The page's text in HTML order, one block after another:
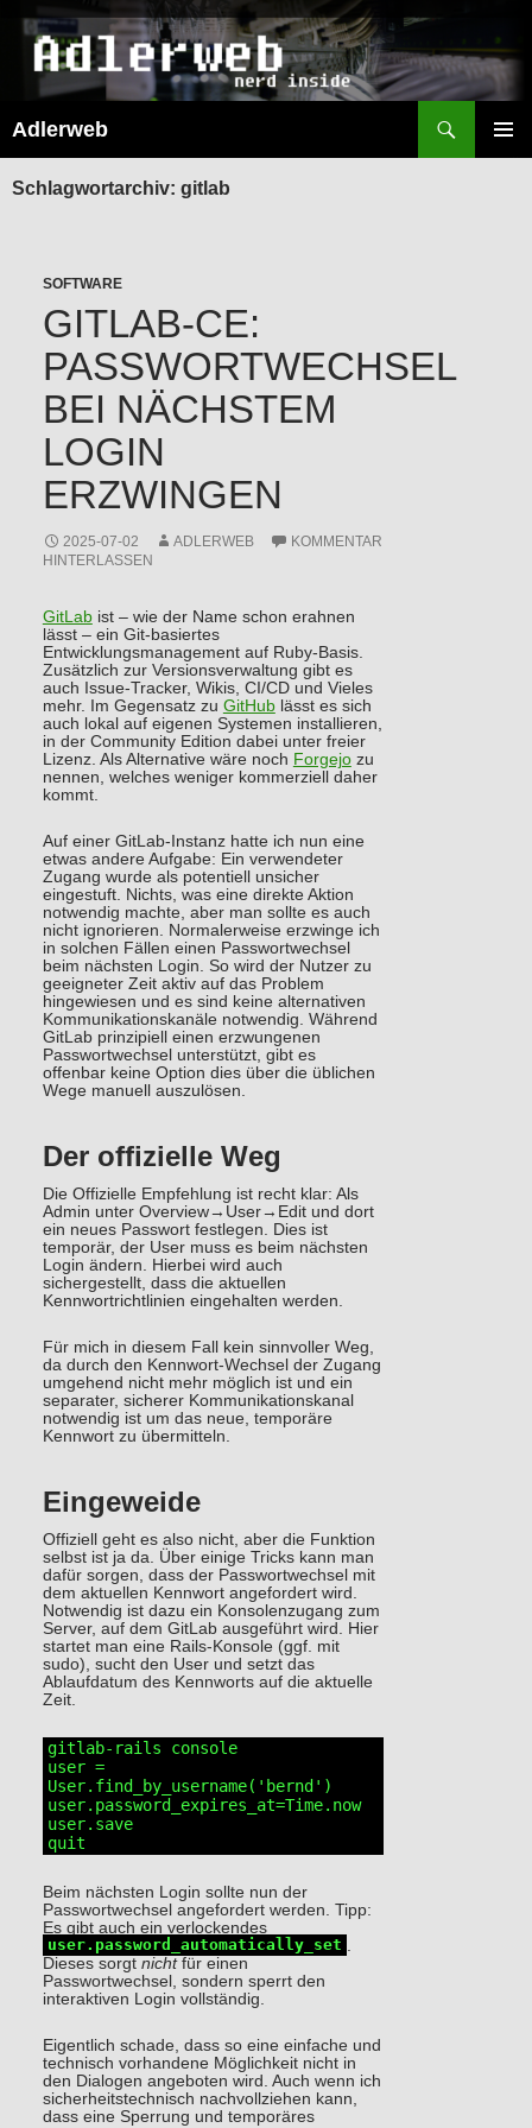
Adlerweb
SPRINGEN
Schlagwortarchiv: gitlab
SOFTWARE
GITLAB-CE:
PASSWORTWECHSEL
BEI NÄCHSTEM
LOGIN
ERZWINGEN
2025-07-02 ADLERWEB
KOMMENTAR
HINTERLASSEN
GitLabist – wie der Name schon erahnen
lässt – ein Git-basiertes
Entwicklungsmanagement auf Ruby-Basis.
Zusätzlich zur Versionsverwaltung gibt es
auch Issue-Tracker, Wikis, CI/CD und Vieles
mehr. Im Gegensatz zu GitHublässt es sich
auch lokal auf eigenen Systemen installieren,
in der Community Edition dabei unter freier
Lizenz. Als Alternative wäre noch Forgejozu
nennen, welches weniger kommerziell daher
kommt.
Auf einer GitLab-Instanz hatte ich nun eine
etwas andere Aufgabe: Ein verwendeter
Zugang wurde als potentiell unsicher
eingestuft. Nichts, was eine direkte Aktion
notwendig machte, aber man sollte es auch
nicht ignorieren. Normalerweise erzwinge ich
in solchen Fällen einen Passwortwechsel
beim nächsten Login. So wird der Nutzer zu
geeigneter Zeit aktiv auf das Problem
hingewiesen und es sind keine alternativen
Kommunikationskanäle notwendig. Während
GitLab prinzipiell einen erzwungenen
Passwortwechsel unterstützt, gibt es
offenbar keine Option dies über die üblichen
Wege manuell auszulösen.
Der offizielle Weg
Die Offizielle Empfehlung ist recht klar: Als
Admin unter Overview→User→Edit und dort
ein neues Passwort festlegen. Dies ist
temporär, der User muss es beim nächsten
Login ändern. Hierbei wird auch
sichergestellt, dass die aktuellen
Kennwortrichtlinien eingehalten werden.
Für mich in diesem Fall kein sinnvoller Weg,
da durch den Kennwort-Wechsel der Zugang
umgehend nicht mehr möglich ist und ein
separater, sicherer Kommunikationskanal
notwendig ist um das neue, temporäre
Kennwort zu übermitteln.
Eingeweide
Offiziell geht es also nicht, aber die Funktion
selbst ist ja da. Über einige Tricks kann man
dafür sorgen, dass der Passwortwechsel mit
dem aktuellen Kennwort angefordert wird.
Notwendig ist dazu ein Konsolenzugang zum
Server, auf dem GitLab ausgeführt wird. Hier
startet man eine Rails-Konsole (ggf. mit
sudo), sucht den User und setzt das
Ablaufdatum des Kennworts auf die aktuelle
Zeit.
gitlab-rails console
user =
User.find_by_username('bernd')
user.password_expires_at=Time.now
user.save
quit
Beim nächsten Login sollte nun der
Passwortwechsel angefordert werden. Tipp:
Es gibt auch ein verlockendes
user.password_automatically_set
Dieses sorgt nichtfür einen
Passwortwechsel, sondern sperrt den
interaktiven Login vollständig.
Eigentlich schade, dass so eine einfache und
technisch vorhandene Möglichkeit nicht in
den Dialogen angeboten wird. Auch wenn ich
sicherheitstechnisch nachvollziehen kann,
dass eine Sperrung und temporäres